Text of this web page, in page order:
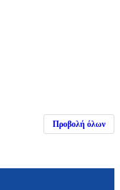
Προβολή όλων